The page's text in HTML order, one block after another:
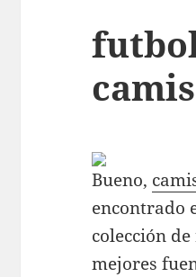
Bueno,
encontrado
colección
mejores